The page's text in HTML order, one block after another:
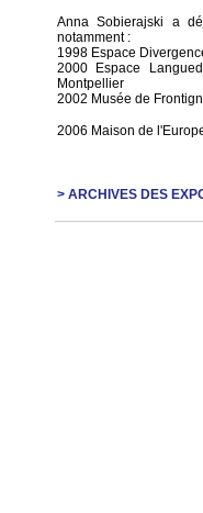
Anna Sobierajski a
notamment :
1998 Espace
2000 Espace
Montpellier
2002 Musée de
2006 Maison de
> ARCHIVES DES